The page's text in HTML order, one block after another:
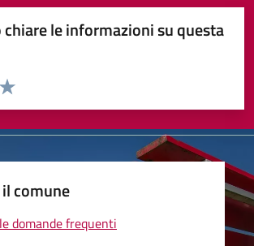
chiare le informazioni su questa
la pagina
5 stelle su 5
4 stelle su 5
su 5
su 5
5
comune
domande frequenti